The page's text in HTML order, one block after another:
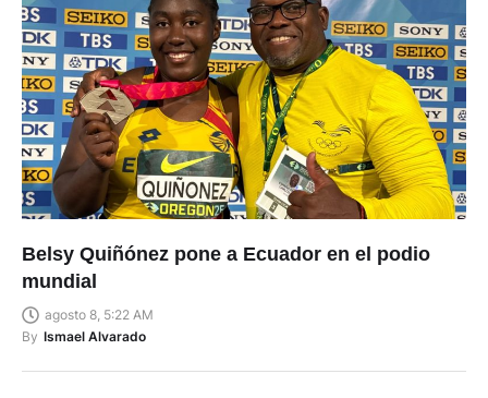
Belsy Quiñónez pone a Ecuador en el podio
mundial
agosto 8, 5:22 AM
By Ismael Alvarado